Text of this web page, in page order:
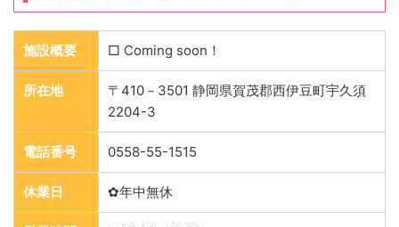
施設概要 □ Coming soon！
所在地
〒410－3501 静岡県賀茂郡西伊豆町宇久須
2204-3
電話番号 0558-55-1515
休業日 ✿年中無休